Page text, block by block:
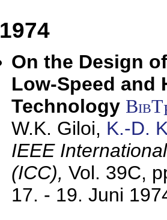
1974
On the Design
Low-Speed and
Technology BibT
W.K. Giloi, K.-D.
IEEE
(ICC), Vol. 39C,
17. - 19. Juni